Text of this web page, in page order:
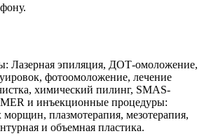
Лазерная эпиляция, ДОТ-омоложение,
фотоомоложение, лечение
химический пилинг, SMAS-
и инъекционные процедуры:
плазмотерапия, мезотерапия,
и объемная пластика.